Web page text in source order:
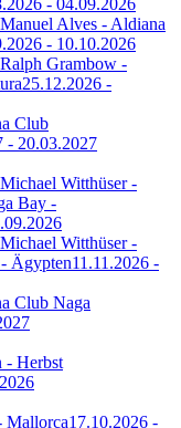
- 04.09.2026
Alves - Aldiana
- 10.10.2026
Grambow -
25.12.2026 -
Club
- 20.03.2027
Witthüser -
Bay -
Witthüser -
Ägypten11.11.2026 -
Club Naga
- Herbst
Mallorca17.10.2026 -